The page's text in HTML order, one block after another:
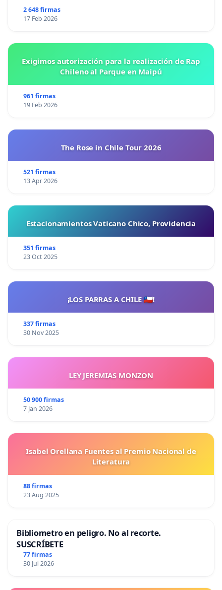
2 648 firmas
17 Feb 2026
Exigimos autorización para la realización de Rap
Chileno al Parque en Maipú
961 firmas
19 Feb 2026
The Rose in Chile Tour 2026
521 firmas
13 Apr 2026
Estacionamientos Vaticano Chico, Providencia
351 firmas
23 Oct 2025
¡LOS PARRAS A CHILE 🇨🇱!
337 firmas
30 Nov 2025
LEY JEREMIAS MONZON
50 900 firmas
7 Jan 2026
Isabel Orellana Fuentes al Premio Nacional de
Literatura
88 firmas
23 Aug 2025
Bibliometro en peligro. No al recorte.
SUSCRÍBETE
77 firmas
30 Jul 2026